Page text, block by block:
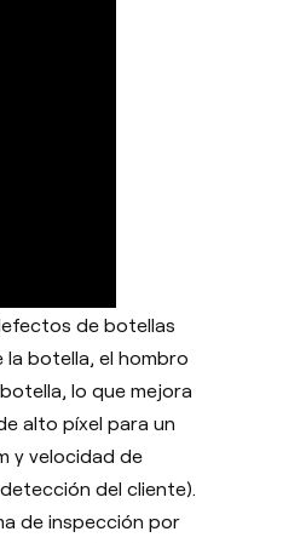
de botellas
la botella, el hombro
lo que mejora
alto píxel para un
y velocidad de
del cliente).
de inspección por